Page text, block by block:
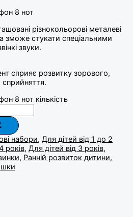
8 нот
різнокольорові металеві
зможе стукати спеціальними
звуки.
сприяє розвитку зорового,
8 нот кількість
набори, Для дітей від 1 до 2
років, Для дітей від 3 років,
, Ранній розвиток дитини,